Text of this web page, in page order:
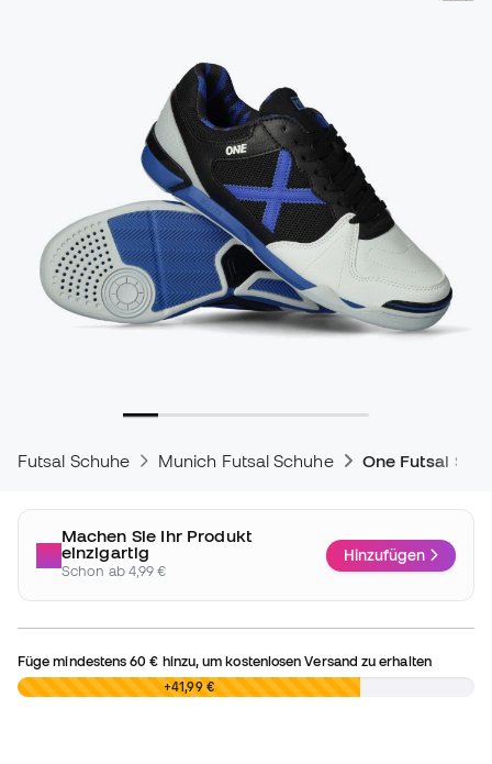
Futsal Schuhe Munich Futsal Schuhe One Futsal
Machen Sie Ihr Produkt
einzigartig
Schon ab 4,99 €
Hinzufügen
Füge mindestens60 € hinzu, um kostenlosen Versand zu erhalten
0,00 € +41,99 €